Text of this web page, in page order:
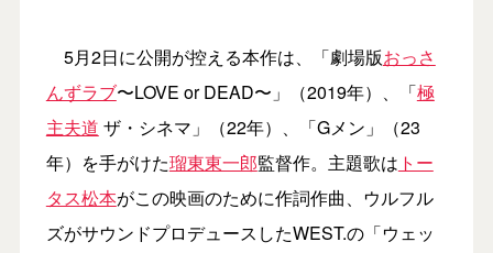
5月2日に公開が控える本作は、「劇場版おっさ
んずラブ〜LOVE or DEAD〜」（2019年）、「極
主夫道 ザ・シネマ」（22年）、「Gメン」（23
年）を手がけた瑠東東一郎監督作。主題歌は トー
タス松本がこの映画のために作詞作曲、ウルフル
ズがサウンドプロデュースしたWEST.の「ウェッ